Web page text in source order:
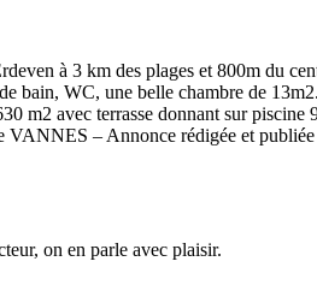
à 3 km des plages et 800m du
bain, WC, une belle chambre de
m2 avec terrasse donnant sur
– Annonce rédigée et
on en parle avec plaisir.